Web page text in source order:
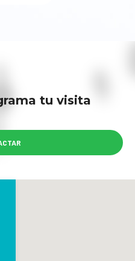
tu visita